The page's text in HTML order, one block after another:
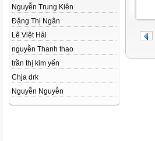
Nguyễn Trung Kiên
Đặng Thị Ngân
Lê Việt Hải
nguyễn Thanh thao
trần thị kim yến
Chja drk
Nguyễn Nguyễn